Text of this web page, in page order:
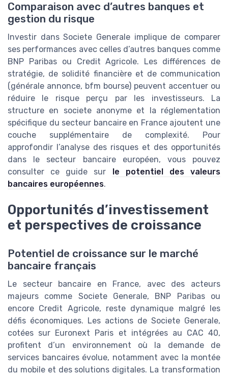
Comparaison avec d’autres banques et
gestion du risque
Investir dans Societe Generale implique de comparer
ses performances avec celles d’autres banques comme
BNP Paribas ou Credit Agricole. Les différences de
stratégie, de solidité financière et de communication
(générale annonce, bfm bourse) peuvent accentuer ou
réduire le risque perçu par les investisseurs. La
structure en societe anonyme et la réglementation
spécifique du secteur bancaire en France ajoutent une
couche supplémentaire de complexité. Pour
approfondir l’analyse des risques et des opportunités
dans le secteur bancaire européen, vous pouvez
consulter ce guide sur
le potentiel des valeurs
bancaires européennes.
Opportunités d’investissement
et perspectives de croissance
Potentiel de croissance sur le marché
bancaire français
Le secteur bancaire en France, avec des acteurs
majeurs comme Societe Generale, BNP Paribas ou
encore Credit Agricole, reste dynamique malgré les
défis économiques. Les actions de Societe Generale,
cotées sur Euronext Paris et intégrées au CAC 40,
profitent d’un environnement où la demande de
services bancaires évolue, notamment avec la montée
du mobile et des solutions digitales. La transformation